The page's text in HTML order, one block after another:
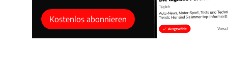
Kostenlos abonnieren